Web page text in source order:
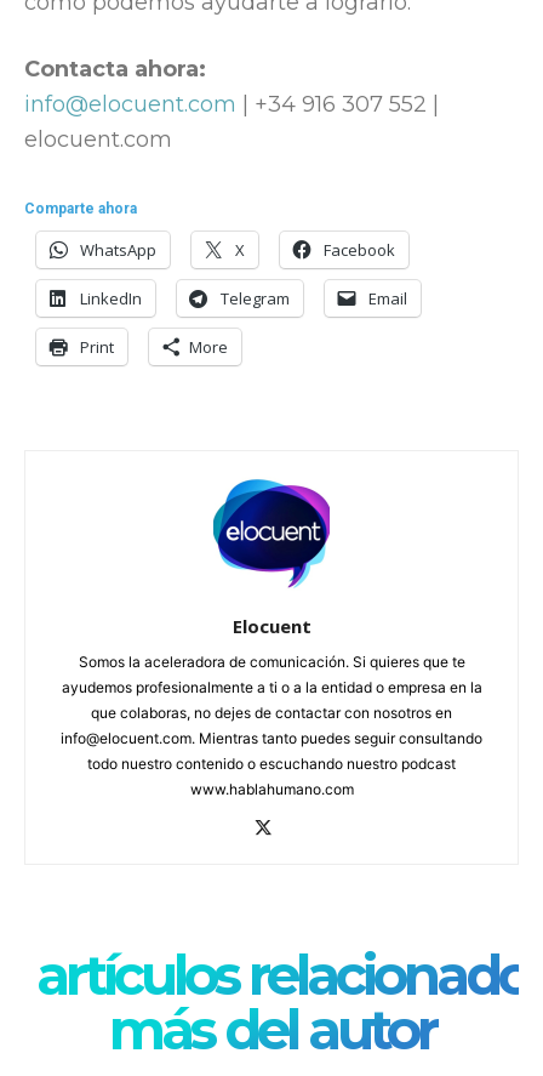
Contacta ahora:
info@elocuent.com | +34 916 307 552 |
elocuent.com
Comparte ahora
WhatsApp X Facebook
LinkedIn Telegram Email
Print More
Elocuent
Somos la aceleradora de comunicación. Si quieres que te
ayudemos profesionalmente a ti o a la entidad o empresa en la
que colaboras, no dejes de contactar con nosotros en
info@elocuent.com. Mientras tanto puedes seguir consultando
todo nuestro contenido o escuchando nuestro podcast
www.hablahumano.com
artículos
más del autor